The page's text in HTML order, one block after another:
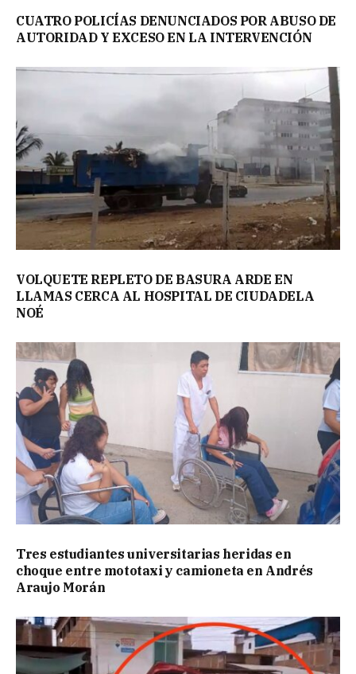
CUATRO POLICÍAS DENUNCIADOS POR ABUSO DE
AUTORIDAD Y EXCESO EN LA INTERVENCIÓN
VOLQUETE REPLETO DE BASURA ARDE EN
LLAMAS CERCA AL HOSPITAL DE CIUDADELA
NOÉ
Tres estudiantes universitarias heridas en
choque entre mototaxi y camioneta en Andrés
Araujo Morán